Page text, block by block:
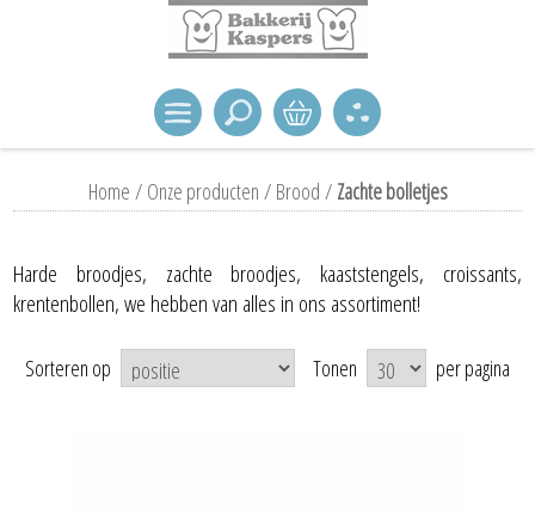
Home / Onze producten / Brood / Zachte bolletjes
Harde broodjes, zachte broodjes, kaaststengels, croissants,
krentenbollen, we hebben van alles in ons assortiment!
Sorteren op Tonen per pagina